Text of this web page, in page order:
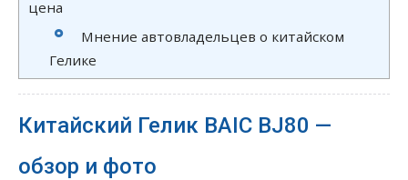
цена
Мнение автовладельцев о китайском
Гелике
Китайский Гелик BAIC BJ80 —
обзор и фото